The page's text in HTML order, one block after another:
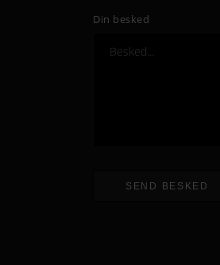
Din besked
SEND BESKED